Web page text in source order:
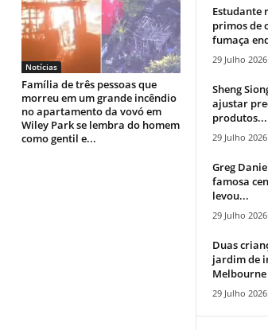
Notícias
Família de três pessoas que
morreu em um grande incêndio
no apartamento da vovó em
Wiley Park se lembra do homem
como gentil e...
Estudante
primos de
fumaça
29 Julho 2026
Sheng
ajustar
produtos...
29 Julho 2026
Greg
famosa
levou...
29 Julho 2026
Duas
jardim de
29 Julho 2026